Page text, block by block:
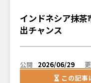
インドネシア抹
出チャンス
公開 2026/06/29
この記事